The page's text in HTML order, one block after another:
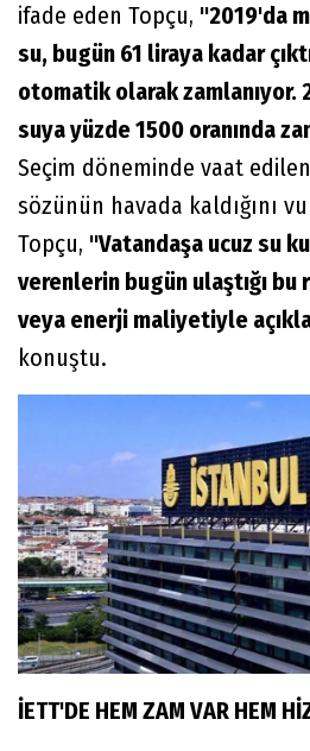
ifade eden Topçu, "2019'da
su, bugün 61 liraya kadar
otomatik olarak zamlanıyor.
suya yüzde 1500 oranında
Seçim döneminde vaat
sözünün havada kaldığını
Topçu, "Vatandaşa ucuz su
verenlerin bugün ulaştığı bu
veya enerji maliyetiyle
konuştu.
İETT'DE HEM ZAM VAR HEM